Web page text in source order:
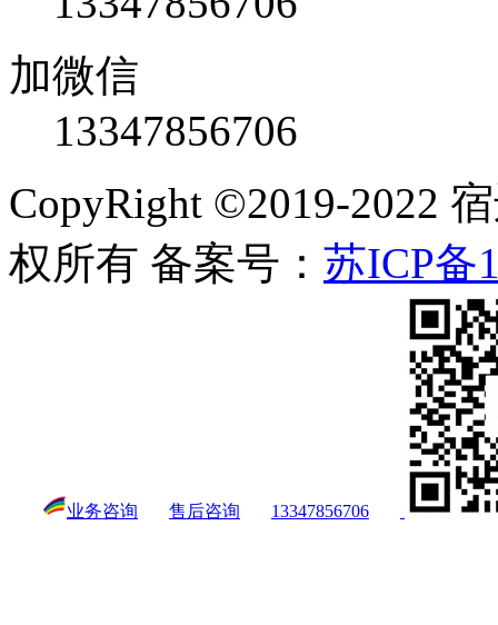
加微信
13347856706
CopyRight ©2019-2022
权所有 备案号： 苏ICP备
业务咨询 售后咨询 13347856706